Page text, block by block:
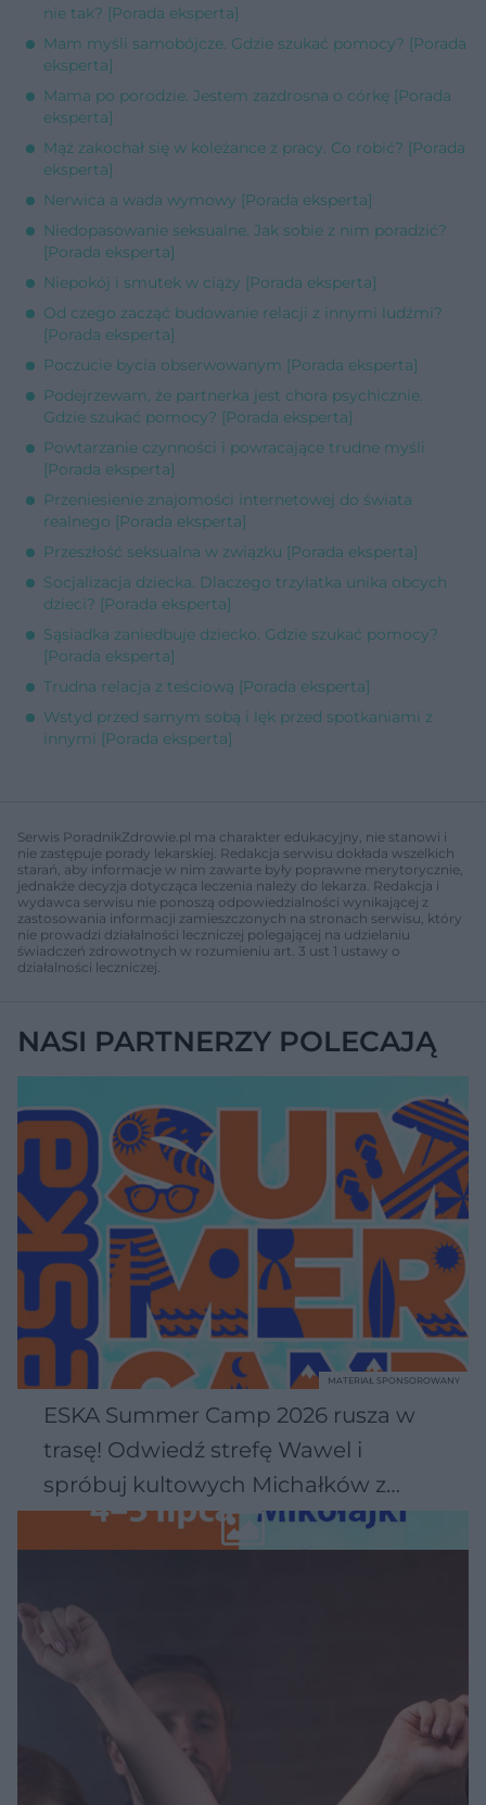
nie tak? [Porada eksperta]
Mam myśli samobójcze. Gdzie szukać pomocy? [Porada
eksperta]
Mama po porodzie. Jestem zazdrosna o córkę [Porada
eksperta]
Mąż zakochał się w koleżance z pracy. Co robić? [Porada
eksperta]
Nerwica a wada wymowy [Porada eksperta]
Niedopasowanie seksualne. Jak sobie z nim poradzić?
[Porada eksperta]
Niepokój i smutek w ciąży [Porada eksperta]
Od czego zacząć budowanie relacji z innymi ludźmi?
[Porada eksperta]
Poczucie bycia obserwowanym [Porada eksperta]
Podejrzewam, że partnerka jest chora psychicznie.
Gdzie szukać pomocy? [Porada eksperta]
Powtarzanie czynności i powracające trudne myśli
[Porada eksperta]
Przeniesienie znajomości internetowej do świata
realnego [Porada eksperta]
Przeszłość seksualna w związku [Porada eksperta]
Socjalizacja dziecka. Dlaczego trzylatka unika obcych
dzieci? [Porada eksperta]
Sąsiadka zaniedbuje dziecko. Gdzie szukać pomocy?
[Porada eksperta]
Trudna relacja z teściową [Porada eksperta]
Wstyd przed samym sobą i lęk przed spotkaniami z
innymi [Porada eksperta]
Serwis PoradnikZdrowie.pl ma charakter edukacyjny, nie stanowi i
nie zastępuje porady lekarskiej. Redakcja serwisu dokłada wszelkich
starań, aby informacje w nim zawarte były poprawne merytorycznie,
jednakże decyzja dotycząca leczenia należy do lekarza. Redakcja i
wydawca serwisu nie ponoszą odpowiedzialności wynikającej z
zastosowania informacji zamieszczonych na stronach serwisu, który
nie prowadzi działalności leczniczej polegającej na udzielaniu
świadczeń zdrowotnych w rozumieniu art. 3 ust 1 ustawy o
działalności leczniczej.
NASI PARTNERZY POLECAJĄ
ESKA Summer Camp 2026 rusza w
trasę! Odwiedź strefę Wawel i
spróbuj kultowych Michałków z
Wawelu
MATERIAŁ SPONSOROWANY